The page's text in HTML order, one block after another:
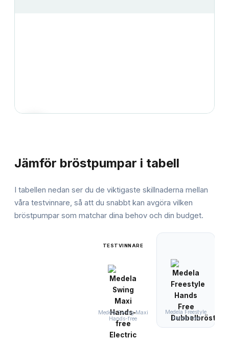
Jämför bröstpumpar i tabell
I tabellen nedan ser du de viktigaste skillnaderna mellan
våra testvinnare, så att du snabbt kan avgöra vilken
bröstpumpar som matchar dina behov och din budget.
TESTVINNARE
Medela Swing Maxi
Hands-free
Medela Freestyle
Hands Free